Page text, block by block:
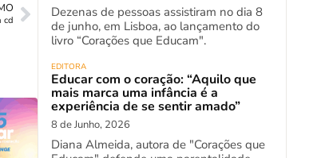
cd
Dezenas de pessoas assistiram no dia 8
de junho, em Lisboa, ao lançamento do
livro “Corações que Educam".
EDITORA
Educar com o coração: “Aquilo que
mais marca uma infância é a
experiência de se sentir amado”
8 de Junho, 2026
Diana Almeida, autora de "Corações que